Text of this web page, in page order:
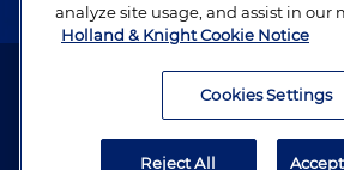
Abogado publicitario. © 1996– 2026 Holland
analyze site usage, and assist in our
Holland & Knight Cookie Notice
Cookies Settings
Reject All